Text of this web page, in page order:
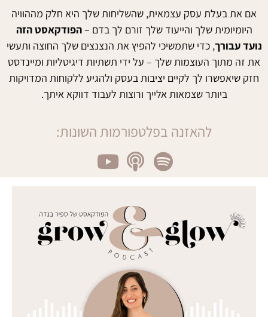
אם את בעלת עסק עצמאית, שהשליחות שלך היא חלק מההוויה
היומיומית שלך והייעוד שלך זורם לך בדם –הפודקאסט הזה
נועד עבורך, כדי שתמשיכי להפיץ את הנצנצים שלך החוצה ותעשי
את זה מתוך העוצמות שלך – על ידי תשתיות דיגיטליות ומיינדסט
חזק שיאפשרו לך לקיים יציבות בעסק ולהגיע ללקוחות המדויקות
ביותר שצמאות אלייך ורוצות לעבוד דווקא איתך.
להאזנה בפלטפורמות השונות: